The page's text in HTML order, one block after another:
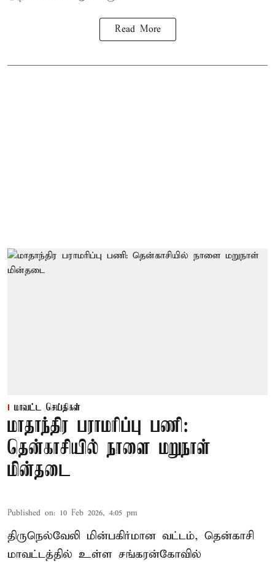
Read More
மாவட்ட செய்திகள்
மாதாந்திர பராமரிப்பு பணி:
தென்காசியில் நாளை மறுநாள்
மின்தடை
Published on: 10 Feb 2026, 4:05 pm
திருநெல்வேலி மின்பகிர்மான வட்டம், தென்காசி
மாவட்டத்தில் உள்ள சங்கரன்கோவில்